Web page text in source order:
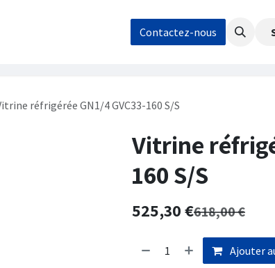
Contact / Demande de devis Boutique
Contactez-nous
réfrigérée GN1/4 GVC33-160 S/S
Vitrine
160 S/S
525,30€618,00€
Ajouter